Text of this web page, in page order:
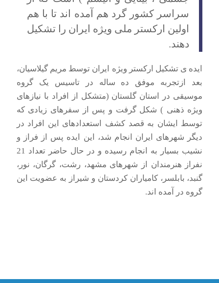
سراسر کشور گرد هم آمده اند تا با هم
اولین ارکستر ملی ویژه ایران را تشکیل
دهند.
ایده ی تشکیل ارکستر ویژه ایران توسط مریم گیلاسیان،
بعد ازتجربه موفق ده ساله در تاسیس یک گروه
موسیقی در استان گلستان (متشکل از افراد با نیازهای
ویژه ذهنی ) شکل گرفت و پس از سفرهای زیادی که
توسط ایشان به قصد کشف استعدادهای این افراد در
دیگر شهرهای ایران انجام شد، این ایده پس از فراز و
نشیب بسیار به انجام رسیده و در حال حاضر تعداد 21
نفراز هنرمندان از شهرهای مشهد، رشت، گرگان، نور،
گنبد، بابلسر، کامیاران کردستان و شیراز به عضویت این
گروه در آمده اند.